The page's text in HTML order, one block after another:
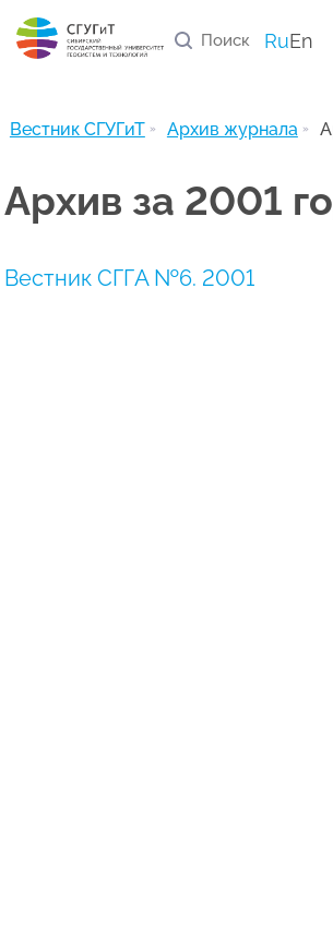
RuEn
Правила рецензирования
Список научных рецензентов
Полезные ссылки
Вестник СГУГиТ Архив журнала
Архив за 2001
Вестник СГГА №6. 2001